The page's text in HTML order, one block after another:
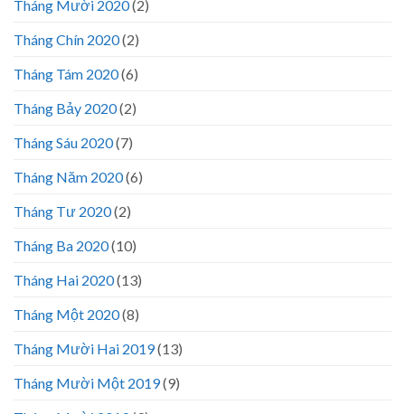
Tháng Mười 2020(2)
Tháng Chín 2020(2)
Tháng Tám 2020(6)
Tháng Bảy 2020(2)
Tháng Sáu 2020(7)
Tháng Năm 2020(6)
Tháng Tư 2020(2)
Tháng Ba 2020(10)
Tháng Hai 2020(13)
Tháng Một 2020(8)
Tháng Mười Hai 2019(13)
Tháng Mười Một 2019(9)